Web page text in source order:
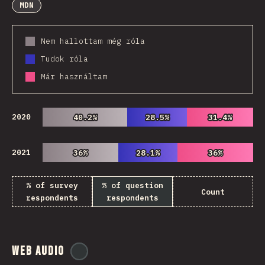
MDN
Nem hallottam még róla
Tudok róla
Már használtam
2020 40.2%
40.2% 28.5%
28.5% 31.4%
31.4%
2021 36%
36% 28.1%
28.1% 36%
36%
% of survey
respondents
% of question
respondents
Count
Web Audio